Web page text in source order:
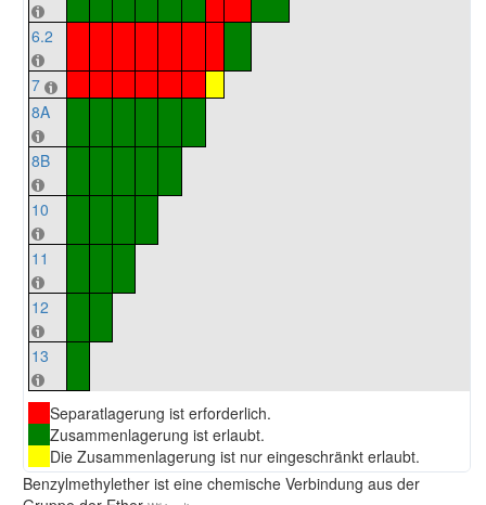
6.2
7
8A
8B
10
11
12
13
Separatlagerung ist erforderlich.
Zusammenlagerung ist erlaubt.
Die Zusammenlagerung ist nur eingeschränkt erlaubt.
Benzylmethylether ist eine chemische Verbindung aus der